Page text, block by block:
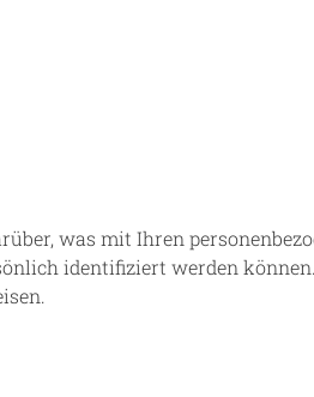
was mit Ihren
identifiziert werden